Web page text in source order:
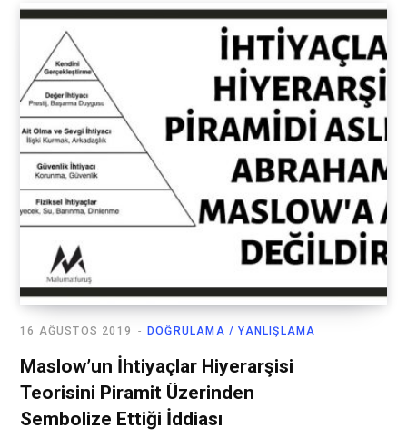
DOĞRULAMA / YANLIŞLAMA
16 AĞUSTOS 2019
Maslow’un İhtiyaçlar Hiyerarşisi
Teorisini Piramit Üzerinden
Sembolize Ettiği İddiası